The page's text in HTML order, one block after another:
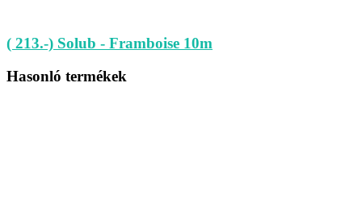
( 213.-) Solub - Framboise 10m
Hasonló termékek